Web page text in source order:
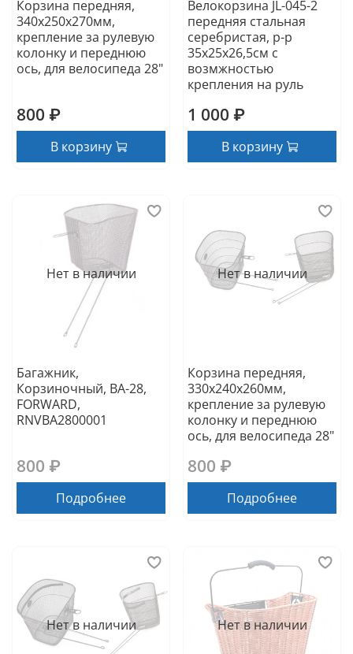
Корзина передняя,
340х250х270мм,
крепление за рулевую
колонку и переднюю
ось, для велосипеда 28"
800 ₽
В корзину
Велокорзина JL-045-2
передняя стальная
серебристая, р-р
35х25х26,5см с
возмжностью
крепления на руль
1 000 ₽
В корзину
Нет в наличии
Багажник,
Корзиночный, BA-28,
FORWARD,
RNVBA2800001
800 ₽
Подробнее
Нет в наличии
Корзина передняя,
330х240х260мм,
крепление за рулевую
колонку и переднюю
ось, для велосипеда 28"
800 ₽
Подробнее
Нет в наличии Нет в наличии